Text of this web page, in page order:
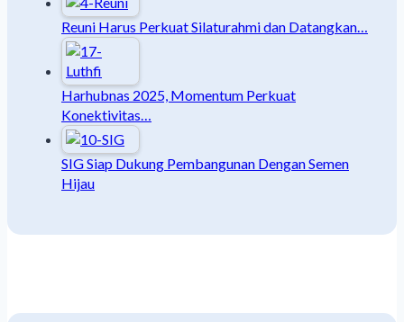
Reuni Harus Perkuat Silaturahmi dan Datangkan…
Harhubnas 2025, Momentum Perkuat
Konektivitas…
SIG Siap Dukung Pembangunan Dengan Semen
Hijau